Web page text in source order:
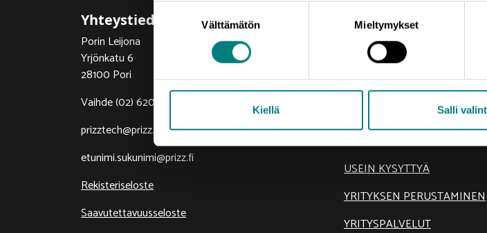
valinta
Välttämätön Mieltymykset
Kiellä Salli
Yhteystiedot
Porin Leijona
Yrjönkatu 6
28100 Pori
Vaihde (02) 620 5300
prizztech@prizz.fi
etunimi.sukunimi@prizz.fi
Rekisteriseloste
Saavutettavuusseloste
Oikotie
AJANKOHTAISTA
KEHITTÄMISTEEMAT
SIJOITU SATAKUNTAAN
TIETOA MEISTÄ
USEIN KYSYTTYÄ
YRITYKSEN PERUSTAMINEN
YRITYSPALVELUT